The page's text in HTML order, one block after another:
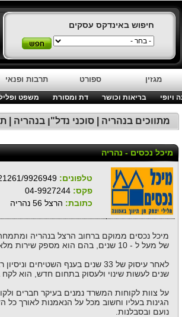
חיפוש באינדקס עסקים
מגזין ספורט תרבות ופנאי
ויופי בריאות וכושר דת ומסורת משפט
מתווכים בנהריה | סוכני נדל"ן בנהריה |
מיכל נכסים - נהריה
טלפונים: 9921261/9926949
פקס: 04-9927244
כתובת: הרצל 56 נהריה
מיכל נכסים ממוקם ברחוב הרצל בנהריה
של מעל ל - 10 שנים, בהם הוא מספק שירות מלא ללקוחות, ייעוץ צמוד עד המכירה או הקניה.
שנים לעשות שינוי ולעסוק בתחום חדש, הוא
על צוות לקוחות המשרד נמנים בעיקר חברים
הגינות בעליו וחשוב מכל על הנאמנות לאורך
נועם ובסבלנות.